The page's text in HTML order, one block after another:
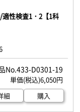
性検査1・2【1科
433-D0301-19
6,050円
細
購入